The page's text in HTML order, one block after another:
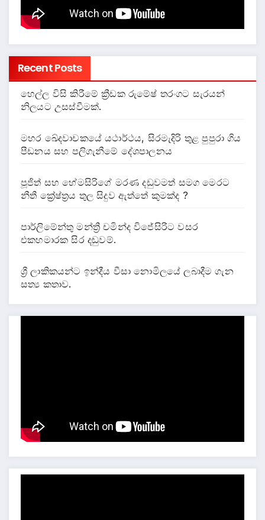
Recent Posts
හෙල්ල විසි කිරීමේ ක්‍රීඩක රුමේෂ් තරංගට සැරයන්
නිලයට උසස්වීමක්.
මහර ඛේදවාචකයේ යථාර්ථය, සිරමැදිරි තුළ පුපුරා ගිය
පීඩනය සහ පලිගැනීමේ දේශපාලනය
පූජිත් සහ හේමසිරිගේ මරණ දඩුවමත් සමග මෙරට
නීතී ක්‍රේෂ්ත්‍රය තුල සිදුව ඇත්තේ කුමක්ද ?
පාර්ලිමේන්තු මන්ත්‍රී චමින්ද විජේසිරිට වසර
එකහමාරක සිර දඬුවම්.
ශ්‍රී ලාකිකයන්ට ඉන්දීය වීසා නොමිලයේ ලබාදීම ගැන
සත්‍ය කතාව.